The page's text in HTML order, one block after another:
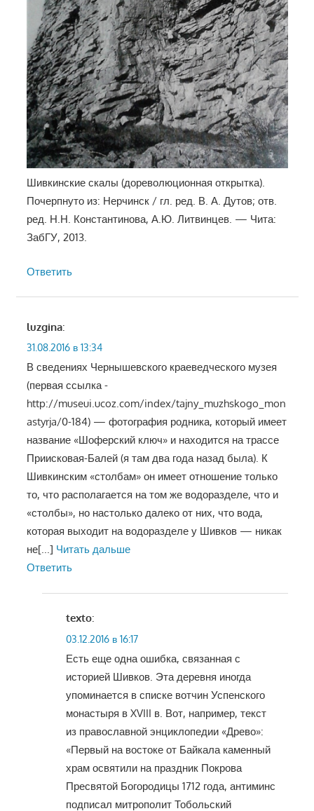
Шивкинские скалы (дореволюционная открытка).
Почерпнуто из: Нерчинск / гл. ред. В. А. Дутов; отв.
ред. Н.Н. Константинова, А.Ю. Литвинцев. — Чита:
ЗабГУ, 2013.
Ответить
luzgina:
31.08.2016 в 13:34
В сведениях Чернышевского краеведческого музея
(первая ссылка -
http://museui.ucoz.com/index/tajny_muzhskogo_mon
astyrja/0-184) — фотография родника, который имеет
название «Шоферский ключ» и находится на трассе
Приисковая-Балей (я там два года назад была). К
Шивкинским «столбам» он имеет отношение только
то, что располагается на том же водоразделе, что и
«столбы», но настолько далеко от них, что вода,
которая выходит на водоразделе у Шивков — никак
не[...] Читать дальше
Ответить
texto:
03.12.2016 в 16:17
Есть еще одна ошибка, связанная с
историей Шивков. Эта деревня иногда
упоминается в списке вотчин Успенского
монастыря в XVIII в. Вот, например, текст
из православной энциклопедии «Древо»:
«Первый на востоке от Байкала каменный
храм освятили на праздник Покрова
Пресвятой Богородицы 1712 года, антиминс
подписал митрополит Тобольский